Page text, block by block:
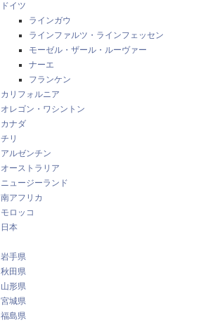
ドイツ
ラインガウ
ラインファルツ・ラインフェッセン
モーゼル・ザール・ルーヴァー
ナーエ
フランケン
カリフォルニア
オレゴン・ワシントン
カナダ
チリ
アルゼンチン
オーストラリア
ニュージーランド
南アフリカ
モロッコ
日本
岩手県
秋田県
山形県
宮城県
福島県